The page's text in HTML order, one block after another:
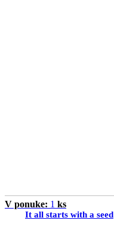
V ponuke: 1 ks
It all starts with a seed